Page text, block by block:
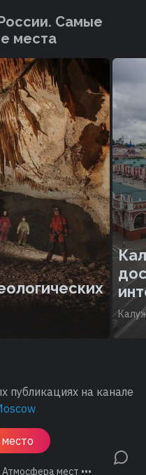
Cамые
места
публикациях на канале
мест •••